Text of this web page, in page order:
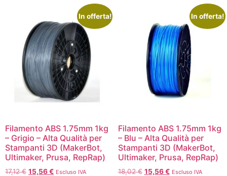
In offerta!
Filamento ABS 1.75mm 1kg
– Grigio – Alta Qualità per
Stampanti 3D (MakerBot,
Ultimaker, Prusa, RepRap)
17,12€ 15,56€ Escluso IVA
In offerta!
Filamento ABS 1.75mm 1kg
– Blu – Alta Qualità per
Stampanti 3D (MakerBot,
Ultimaker, Prusa, RepRap)
18,02€ 15,56€ Escluso IVA